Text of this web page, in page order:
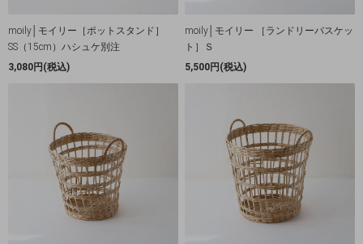
moily│モイリー［ポットスタンド］
SS（15cm）ハシュケ別注
3,080円(税込)
moily│モイリー ［ランドリーバスケッ
ト］Ｓ
5,500円(税込)